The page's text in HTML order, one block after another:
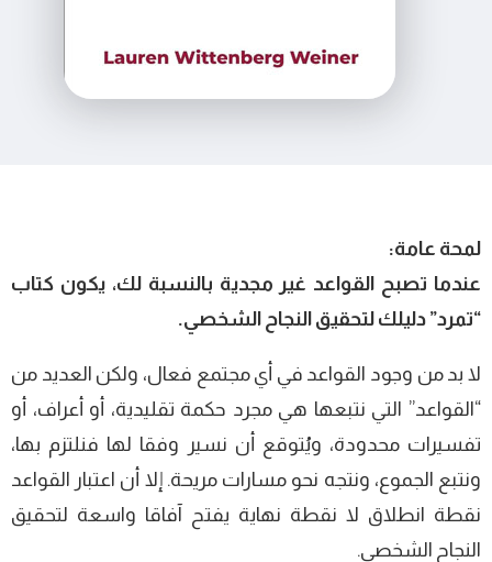
لمحة عامة:
عندما تصبح القواعد غير مجدية بالنسبة لك، يكون كتاب
“تمرد” دليلك لتحقيق النجاح الشخصي.
لا بد من وجود القواعد في أي مجتمع فعال، ولكن العديد من
“القواعد” التي نتبعها هي مجرد حكمة تقليدية، أو أعراف، أو
تفسيرات محدودة، ويُتوقع أن نسير وفقا لها فنلتزم بها،
ونتبع الجموع، ونتجه نحو مسارات مريحة. إلا أن اعتبار القواعد
نقطة انطلاق لا نقطة نهاية يفتح آفاقا واسعة لتحقيق
النجاح الشخصي.